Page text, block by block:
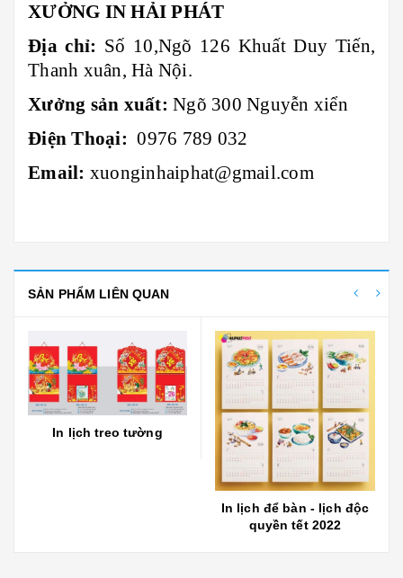
XƯỞNG IN HẢI PHÁT
Địa chỉ: Số 10,Ngõ 126 Khuất Duy Tiến,
Thanh xuân, Hà Nội.
Xưởng sản xuất: Ngõ 300 Nguyễn xiển
Điện Thoại: 0976 789 032
Email: xuonginhaiphat@gmail.com
SẢN PHẨM LIÊN QUAN
In lịch treo tường
In lịch để bàn - lịch độc
quyền tết 2022